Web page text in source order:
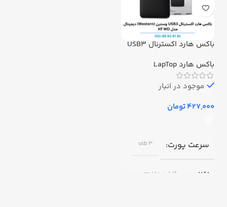
باکس هارد اکسترنال USB3
مدل XP WD
باکس هارد LapTop
موجود در انبار
تومان
سرعت پورت usb 3
اقلام کابل+ دفترچه